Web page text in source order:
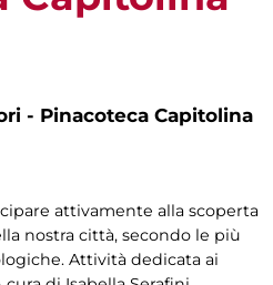
- Pinacoteca Capitolina
attivamente alla scoperta
nostra città, secondo le più
Attività dedicata ai